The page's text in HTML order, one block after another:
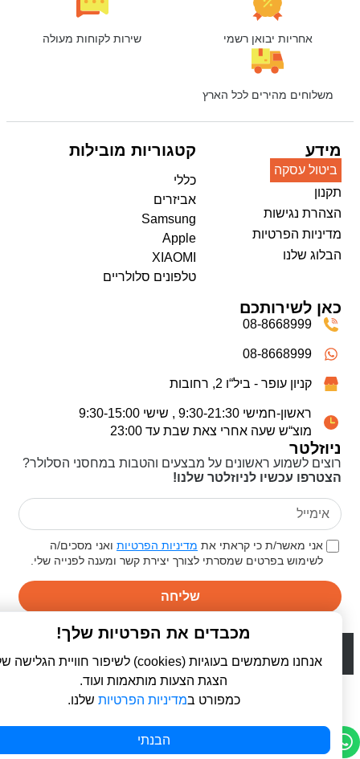
אחריות יבואן רשמי שירות לקוחות מעולה
משלוחים מהירים לכל הארץ
ניוזלטר
רוצים לשמוע ראשונים על מבצעים והטבות במחסני הסלולר?
הצטרפו עכשיו לניוזלטר שלנו!
אני מאשר/ת כי קראתי אתמדיניות הפרטיותואני מסכים/ה
לשימוש בפרטים שמסרתי לצורך יצירת קשר ומענה לפנייה שלי.
שליחה
מידע
ביטול עסקה
תקנון
הצהרת נגישות
מדיניות הפרטיות
הבלוג שלנו
קטגוריות מובילות
כללי
אביזרים
Samsung
Apple
XIAOMI
טלפונים סלולריים
כאן לשירותכם
08-8668999
08-8668999
קניון עופר - ביל“ו 2, רחובות
ראשון-חמישי 9:30-21:30 , שישי 9:30-15:00
מוצ“ש שעה אחרי צאת שבת עד 23:00
WebDigital | וובדיגיטל - עיצוב ובניית אתרים
מכבדים את הפרטיות שלך!
אנחנו משתמשים בעוגיות (cookies) לשיפור חוויית הגלישה שלך,
הצגת הצעות מותאמות ועוד.
כמפורט במדיניות הפרטיותשלנו.
הבנתי